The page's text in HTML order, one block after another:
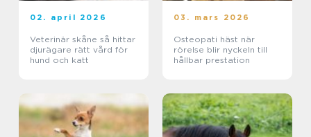
02. april 2026
Veterinär skåne så hittar
djurägare rätt vård för
hund och katt
03. mars 2026
Osteopati häst när
rörelse blir nyckeln till
hållbar prestation